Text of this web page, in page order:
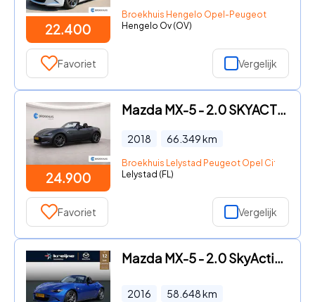
22.400
Broekhuis Hengelo Opel-Peugeot
Hengelo Ov (OV)
Favoriet Vergelijk
24.900
Mazda MX-5 - 2.0 SKYACTIV-G 160PK GT-M / NAVI / LEDER / XENON / LED / PDC
2018 66.349km
Broekhuis Lelystad Peugeot Opel Citroen
Lelystad (FL)
Favoriet Vergelijk
Mazda MX-5 - 2.0 SkyActiv-G 160 GT-M | Wrap | Bose | Navi | RIJKLAARPRIJS
2016 58.648km